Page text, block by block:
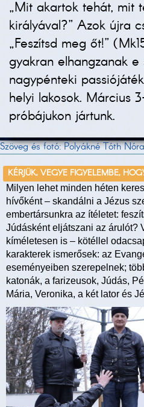
„Mit akartok tehát, mit
királyával?” Azok újra
„Feszítsd meg őt!”
gyakran elhangzanak e
nagypénteki
helyi lakosok. Március
próbájukon jártunk.
Szöveg és fotó: Polyákné Tóth
KÉRJÜK, VEGYE FIGYELEMBE,
Milyen lehet minden héten
hívőként – skandálni a Jézus
embertársunkra az ítéletet:
Júdásként eljátszani az árulót?
kíméletesen is – kötéllel
karakterek ismerősek: az
eseményeiben szerepelnek;
katonák, a farizeusok, Júdás,
Mária, Veronika, a két lator és